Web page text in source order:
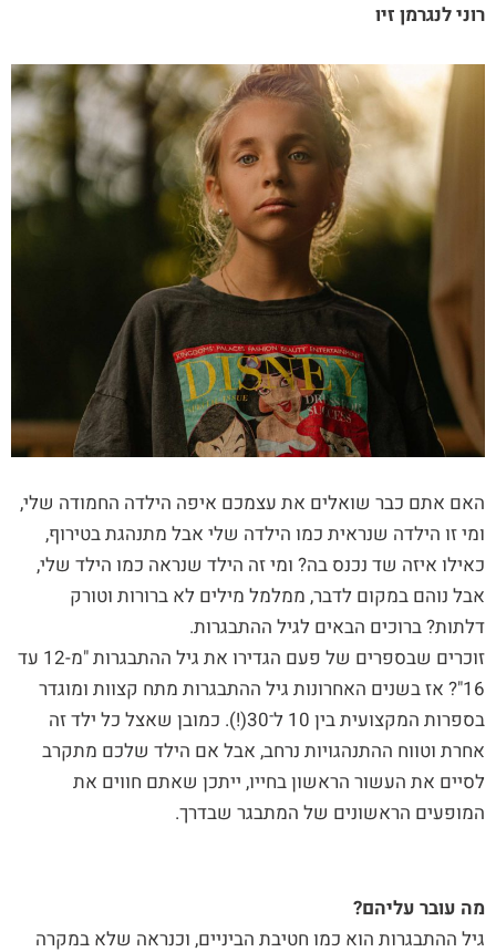
רוני לנגרמן זיו
האם אתם כבר שואלים את עצמכם איפה הילדה החמודה שלי,
ומי זו הילדה שנראית כמו הילדה שלי אבל מתנהגת בטירוף,
כאילו איזה שד נכנס בה? ומי זה הילד שנראה כמו הילד שלי,
אבל נוהם במקום לדבר, ממלמל מילים לא ברורות וטורק
דלתות? ברוכים הבאים לגיל ההתבגרות.
זוכרים שבספרים של פעם הגדירו את גיל ההתבגרות "מ-12 עד
16"? אז בשנים האחרונות גיל ההתבגרות מתח קצוות ומוגדר
בספרות המקצועית בין 10 ל־30(!). כמובן שאצל כל ילד זה
אחרת וטווח ההתנהגויות נרחב, אבל אם הילד שלכם מתקרב
לסיים את העשור הראשון בחייו, ייתכן שאתם חווים את
המופעים הראשונים של המתבגר שבדרך.
מה עובר עליהם?
גיל ההתבגרות הוא כמו חטיבת הביניים, וכנראה שלא במקרה